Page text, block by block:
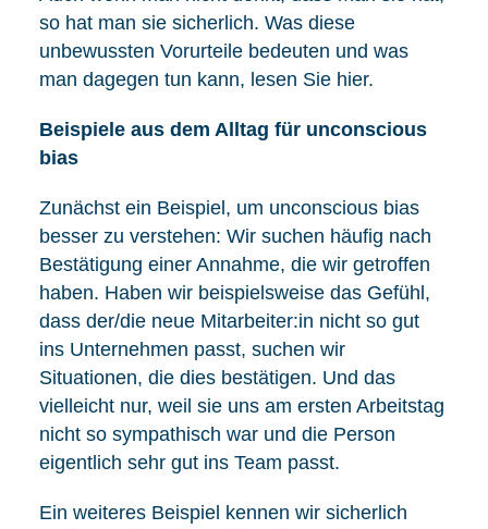
so hat man sie sicherlich. Was diese
unbewussten Vorurteile bedeuten und was
man dagegen tun kann, lesen Sie hier.
Beispiele aus dem Alltag für unconscious
bias
Zunächst ein Beispiel, um unconscious bias
besser zu verstehen: Wir suchen häufig nach
Bestätigung einer Annahme, die wir getroffen
haben. Haben wir beispielsweise das Gefühl,
dass der/die neue Mitarbeiter:in nicht so gut
ins Unternehmen passt, suchen wir
Situationen, die dies bestätigen. Und das
vielleicht nur, weil sie uns am ersten Arbeitstag
nicht so sympathisch war und die Person
eigentlich sehr gut ins Team passt.
Ein weiteres Beispiel kennen wir sicherlich